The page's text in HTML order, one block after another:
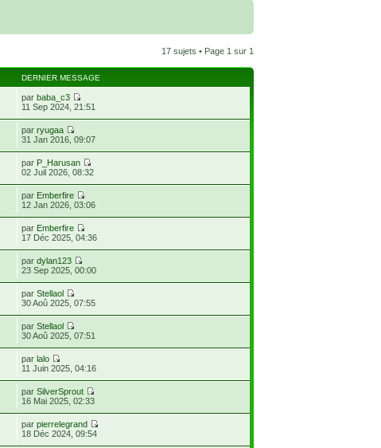
17 sujets • Page 1 sur 1
DERNIER MESSAGE
parbaba_c3
11 Sep 2024, 21:51
parryugaa
31 Jan 2016, 09:07
par P_Harusan
02 Juil 2026, 08:32
par Emberfire
12 Jan 2026, 03:06
par Emberfire
17 Déc 2025, 04:36
pardylan123
23 Sep 2025, 00:00
parStellaol
30 Aoû 2025, 07:55
parStellaol
30 Aoû 2025, 07:51
parlalo
11 Juin 2025, 04:16
parSilverSprout
16 Mai 2025, 02:33
parpierrelegrand
18 Déc 2024, 09:54